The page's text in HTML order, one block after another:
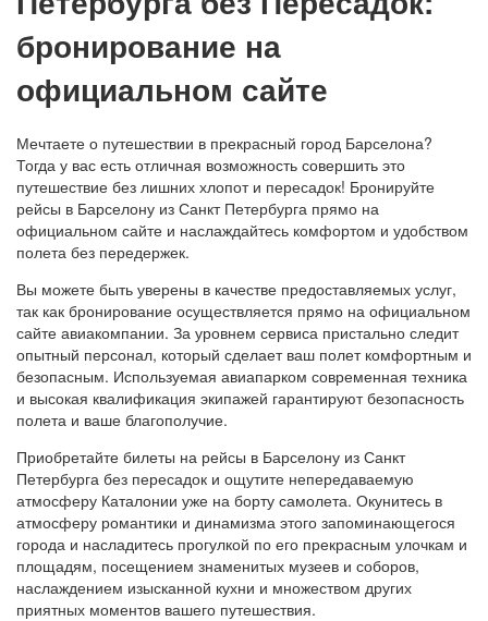
бронирование на
официальном сайте
Мечтаете о путешествии в прекрасный город Барселона?
Тогда у вас есть отличная возможность совершить это
путешествие без лишних хлопот и пересадок! Бронируйте
рейсы в Барселону из Санкт Петербурга прямо на
официальном сайте и наслаждайтесь комфортом и удобством
полета без передержек.
Вы можете быть уверены в качестве предоставляемых услуг,
так как бронирование осуществляется прямо на официальном
сайте авиакомпании. За уровнем сервиса пристально следит
опытный персонал, который сделает ваш полет комфортным и
безопасным. Используемая авиапарком современная техника
и высокая квалификация экипажей гарантируют безопасность
полета и ваше благополучие.
Приобретайте билеты на рейсы в Барселону из Санкт
Петербурга без пересадок и ощутите непередаваемую
атмосферу Каталонии уже на борту самолета. Окунитесь в
атмосферу романтики и динамизма этого запоминающегося
города и насладитесь прогулкой по его прекрасным улочкам и
площадям, посещением знаменитых музеев и соборов,
наслаждением изысканной кухни и множеством других
приятных моментов вашего путешествия.